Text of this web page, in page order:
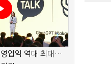
영업익 역대 최대…